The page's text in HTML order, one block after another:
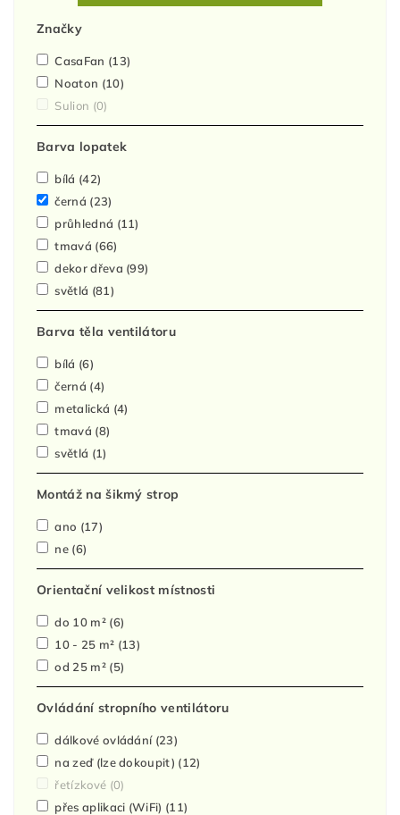
Značky
CasaFan (13)
Noaton (10)
Sulion (0)
Barva lopatek
bílá (42)
černá (23)
průhledná (11)
tmavá (66)
dekor dřeva (99)
světlá (81)
Barva těla ventilátoru
bílá (6)
černá (4)
metalická (4)
tmavá (8)
světlá (1)
Montáž na šikmý strop
ano (17)
ne (6)
Orientační velikost místnosti
do 10 m² (6)
10 - 25 m² (13)
od 25 m² (5)
Ovládání stropního ventilátoru
dálkové ovládání (23)
na zeď (lze dokoupit) (12)
řetízkové (0)
přes aplikaci (WiFi) (11)